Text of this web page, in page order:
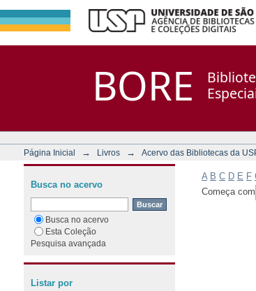
BORE
Página Inicial → Livros → Acervo das Bibliotecas da
A B C D E F
Começa com
Busca no acervo
Busca no acervo
Esta Coleção
Pesquisa avançada
Listar por